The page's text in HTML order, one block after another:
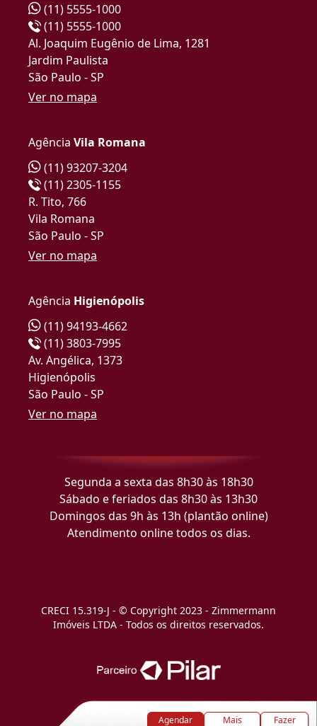
Agendar
Mais
Fazer
(11) 5555-1000
(11) 5555-1000
Al. Joaquim Eugênio de Lima, 1281
Jardim Paulista
São Paulo - SP
Ver no mapa
Agência Vila Romana
(11) 93207-3204
(11) 2305-1155
R. Tito, 766
Vila Romana
São Paulo - SP
Ver no mapa
Agência Higienópolis
(11) 94193-4662
(11) 3803-7995
Av. Angélica, 1373
Higienópolis
São Paulo - SP
Ver no mapa
Segunda a sexta das 8h30 às 18h30
Sábado e feriados das 8h30 às 13h30
Domingos das 9h às 13h (plantão online)
Atendimento online todos os dias.
CRECI 15.319-J - © Copyright 2023 - Zimmermann
Imóveis LTDA - Todos os direitos reservados.